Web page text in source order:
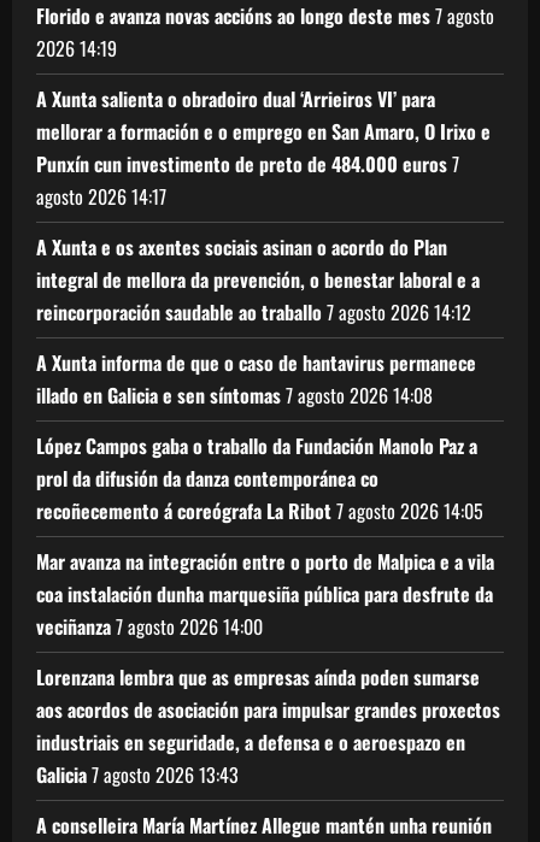
Florido e avanza novas accións ao longo deste mes7 agosto
202614:19
A Xunta salienta o obradoiro dual ‘Arrieiros VI’ para
mellorar a formación e o emprego en San Amaro, O Irixo e
Punxín cun investimento de preto de 484.000 euros7
agosto 202614:17
A Xunta e os axentes sociais asinan o acordo do Plan
integral de mellora da prevención, o benestar laboral e a
reincorporación saudable ao traballo7 agosto 202614:12
A Xunta informa de que o caso de hantavirus permanece
illado en Galicia e sen síntomas7 agosto 202614:08
López Campos gaba o traballo da Fundación Manolo Paz a
prol da difusión da danza contemporánea co
recoñecemento á coreógrafa La Ribot7 agosto 202614:05
Mar avanza na integración entre o porto de Malpica e a vila
coa instalación dunha marquesiña pública para desfrute da
veciñanza7 agosto 202614:00
Lorenzana lembra que as empresas aínda poden sumarse
aos acordos de asociación para impulsar grandes proxectos
industriais en seguridade, a defensa e o aeroespazo en
Galicia7 agosto 202613:43
A conselleira María Martínez Allegue mantén unha reunión